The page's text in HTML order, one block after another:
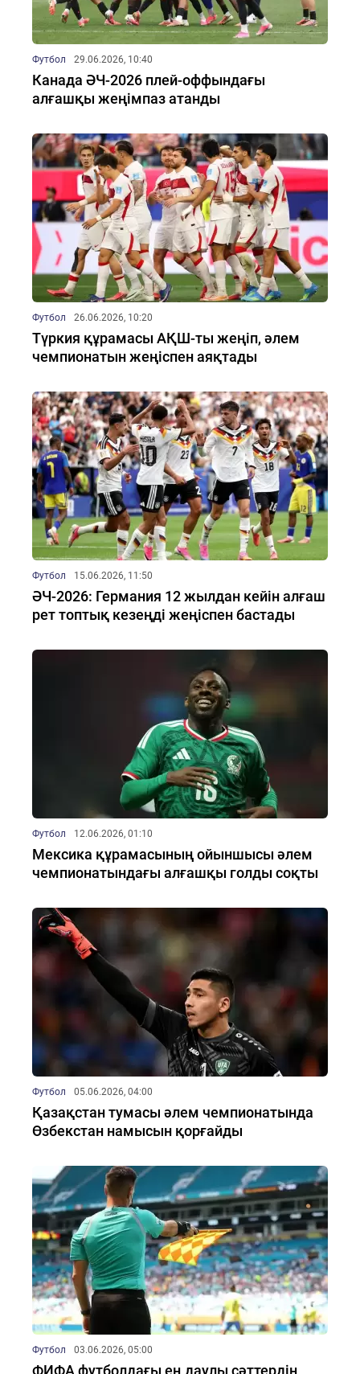
Футбол 29.06.2026, 10:40
Канада ӘЧ-2026 плей-оффындағы
алғашқы жеңімпаз атанды
Футбол 26.06.2026, 10:20
Түркия құрамасы АҚШ-ты жеңіп, әлем
чемпионатын жеңіспен аяқтады
Футбол 15.06.2026, 11:50
ӘЧ-2026: Германия 12 жылдан кейін алғаш
рет топтық кезеңді жеңіспен бастады
Футбол 12.06.2026, 01:10
Мексика құрамасының ойыншысы әлем
чемпионатындағы алғашқы голды соқты
Футбол 05.06.2026, 04:00
Қазақстан тумасы әлем чемпионатында
Өзбекстан намысын қорғайды
Футбол 03.06.2026, 05:00
ФИФА футболдағы ең даулы сәттердің